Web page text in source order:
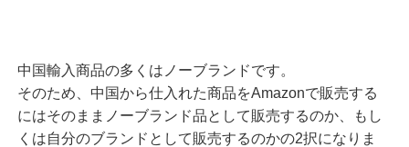
中国輸入商品の多くはノーブランドです。
そのため、中国から仕入れた商品をAmazonで販売する
にはそのままノーブランド品として販売するのか、もし
くは自分のブランドとして販売するのかの2択になりま